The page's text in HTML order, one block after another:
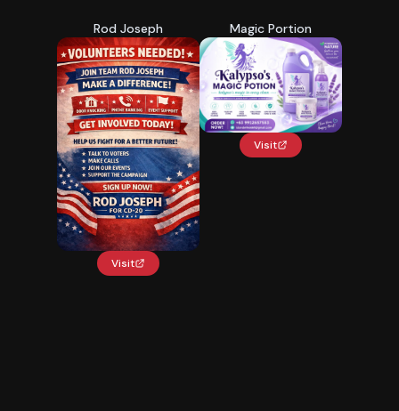
Rod Joseph
Visit
Magic Portion
Visit